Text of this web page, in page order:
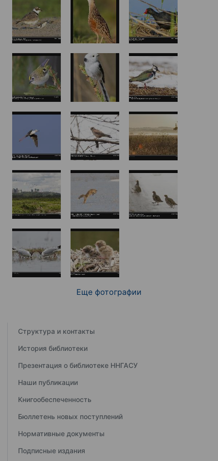
Еще фотографии
Структура и контакты
История библиотеки
Презентация о библиотеке ННГАСУ
Наши публикации
Книгообеспеченность
Бюллетень новых поступлений
Нормативные документы
Подписные издания